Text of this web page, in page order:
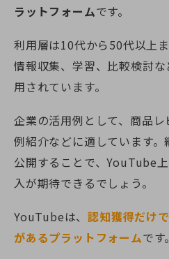
ラットフォームです。
利用層は10代から50代以上
情報収集、学習、比較検討
用されています。
企業の活用例として、商品
例紹介などに適しています
公開することで、YouTube
入が期待できるでしょう。
YouTubeは、認知獲得だけ
があるプラットフォームです。